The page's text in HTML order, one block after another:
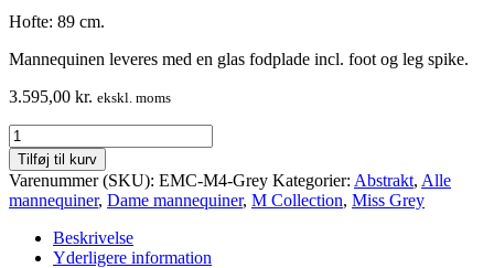
Hofte: 89 cm.
Mannequinen leveres med en glas fodplade incl. foot og leg spike.
3.595,00 kr. ekskl. moms
Dame
design
mannequin
M
Collection
Tilføj til kurv
Varenummer (SKU): EMC-M4-Grey Kategorier: Abstrakt, Alle
mannequiner, Dame mannequiner, M Collection, Miss Grey
Beskrivelse
Yderligere information